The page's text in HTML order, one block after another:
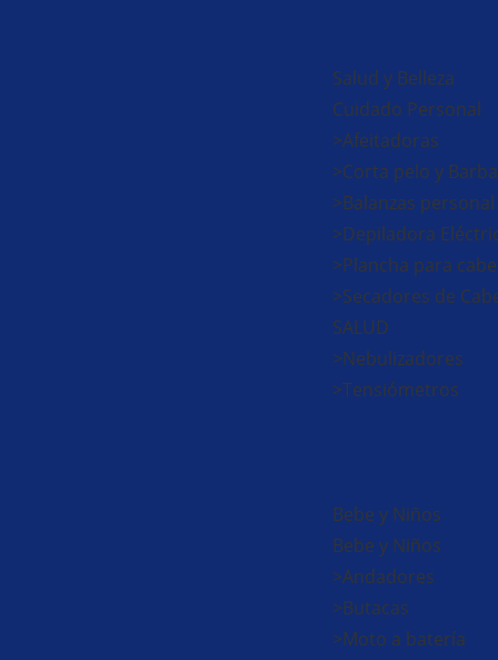
Salud y Belleza
Cuidado Personal
>Afeitadoras
>Corta pelo y Barba
>Balanzas personal
>Depiladora
>Plancha para
>Secadores de
SALUD
>Nebulizadores
>Tensiómetros
Bebe y Niños
Bebe y Niños
>Andadores
>Butacas
>Moto a batería